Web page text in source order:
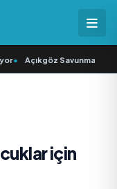
• Açıkgöz Savunma
için